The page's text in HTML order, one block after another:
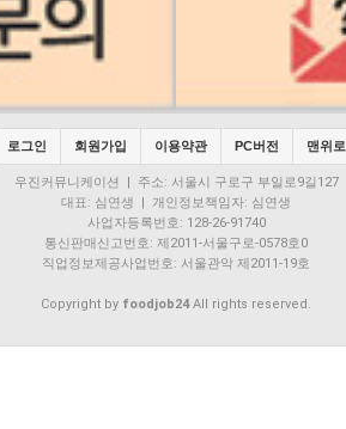
로그인 회원가입 이용약관 PC버전 맨위로
우진커뮤니케이션 | 주소: 서울시 구로구 부일로9길127
대표: 심연생 | 개인정보책임자: 심연생
사업자등록번호: 128-26-91740
통신판매신고번호: 제2011-서울구로-0578호0
직업정보제공사업번호: 서울관악 제2011-19호
Copyright by foodjob24All rights reserved.